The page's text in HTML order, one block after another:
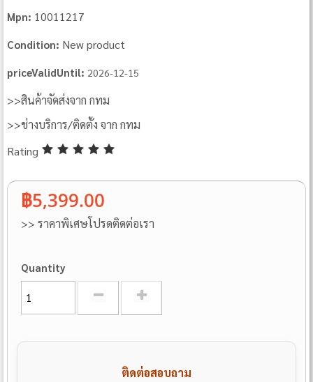
Mpn: 10011217
Condition: New product
priceValidUntil: 2026-12-15
>>สินค้าจัดส่งจาก กทม
>>ช่างบริการ/ติดตั้ง จาก กทม
Rating
฿5,399.00
>> ราคาพิเศษโปรดติดต่อเรา
Quantity
ติดต่อสอบถาม